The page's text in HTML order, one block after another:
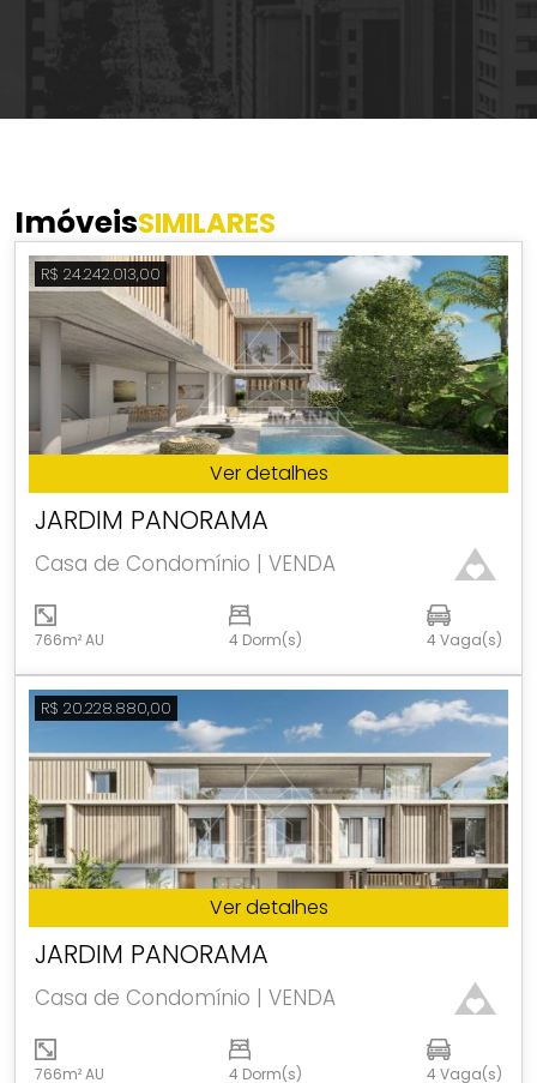
ImóveisSIMILARES
R$ 24.242.013,00
Ver detalhes
JARDIM PANORAMA
Casa de Condomínio | VENDA
766m² AU 4 Dorm(s) 4 Vaga(s)
R$ 20.228.880,00
Ver detalhes
JARDIM PANORAMA
Casa de Condomínio | VENDA
766m² AU 4 Dorm(s) 4 Vaga(s)